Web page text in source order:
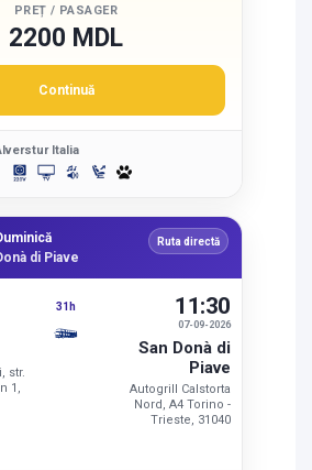
PREȚ / PASAGER
2200 MDL
Continuă
Italia
di Piave
Ruta directă
str.
1,
31h
07-09-2026
11:30
San Donà di
Piave
Autogrill Calstorta
Nord, A4 Torino -
Trieste, 31040